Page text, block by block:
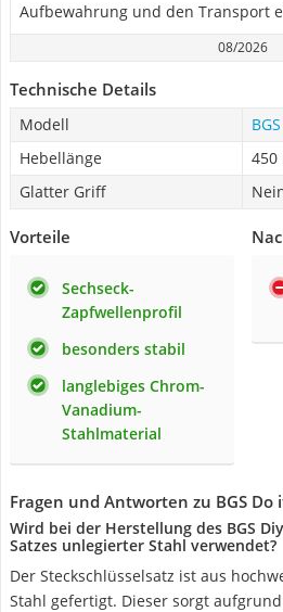
Aufbewahrung und den Transport
08/2026
Technische Details
Modell
Hebellänge
450
Glatter Griff
Vorteile
Sechseck-
Zapfwellenprofil
besonders stabil
langlebiges Chrom-
Vanadium-
Stahlmaterial
Fragen und Antworten zu BGS Do
Wird bei der Herstellung des BGS
Satzes unlegierter Stahl verwendet?
Der Steckschlüsselsatz ist aus
Stahl gefertigt. Dieser sorgt